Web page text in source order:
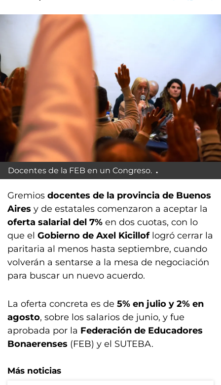
Docentes de la FEB en un Congreso.
Gremios docentes de la provincia de Buenos
Aires y de estatales comenzaron a aceptar la
oferta salarial del 7% en dos cuotas, con lo
que el Gobierno de Axel Kicilloflogró cerrar la
paritaria al menos hasta septiembre, cuando
volverán a sentarse a la mesa de negociación
para buscar un nuevo acuerdo.
La oferta concreta es de 5% en julio y 2% en
agosto, sobre los salarios de junio, y fue
aprobada por la Federación de Educadores
Bonaerenses (FEB) y el SUTEBA.
Más noticias